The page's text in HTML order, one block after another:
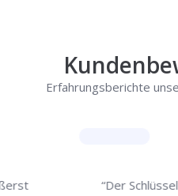
Erfahrungsberichte
“Der